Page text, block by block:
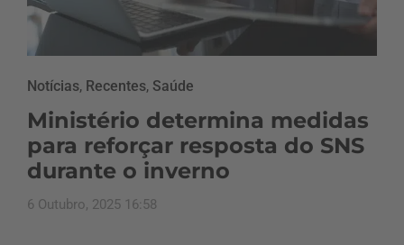
Notícias, Recentes, Saúde
Ministério determina medidas
para reforçar resposta do SNS
durante o inverno
6 Outubro, 2025 16:58